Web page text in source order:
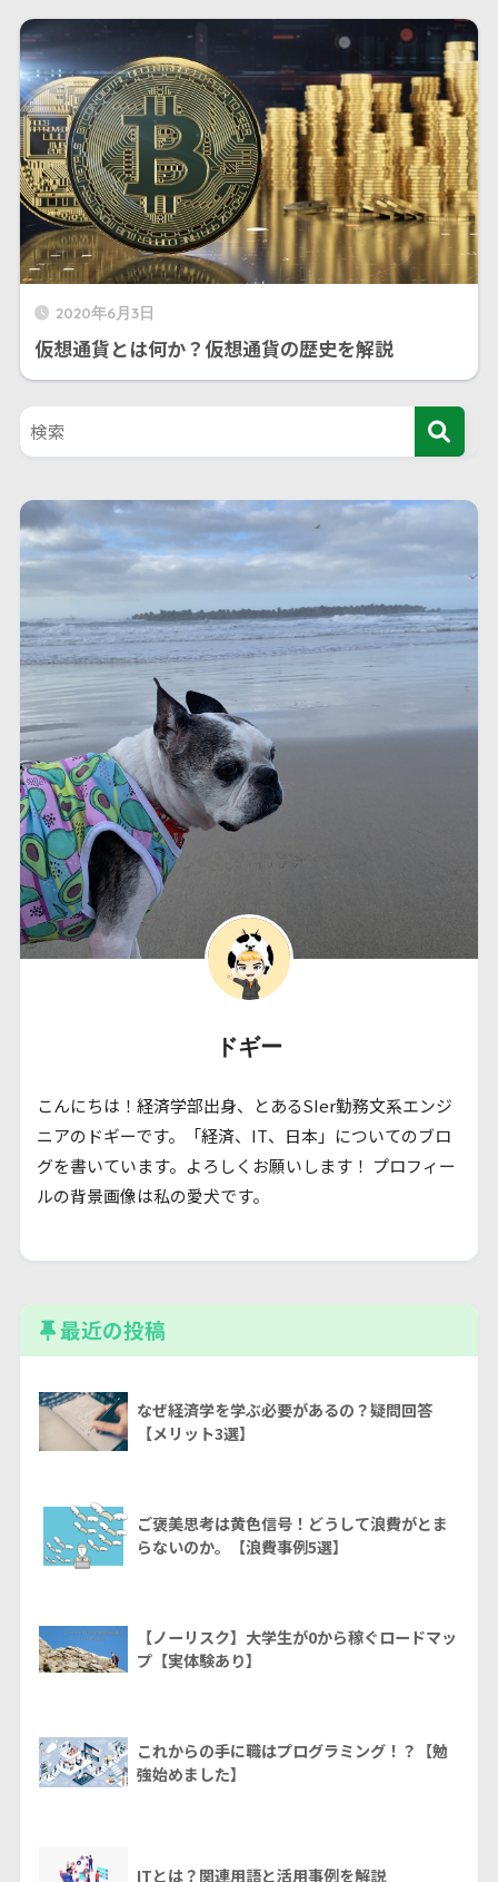
2020年6月3日
仮想通貨とは何か？仮想通貨の歴史を解説
ドギー
こんにちは！経済学部出身、とあるSIer勤務文系エンジ
ニアのドギーです。「経済、IT、日本」についてのブロ
グを書いています。よろしくお願いします！ プロフィー
ルの背景画像は私の愛犬です。
最近の投稿
なぜ経済学を学ぶ必要があるの？疑問回答
【メリット3選】
ご褒美思考は黄色信号！どうして浪費がとま
らないのか。【浪費事例5選】
【ノーリスク】大学生が0から稼ぐロードマッ
プ【実体験あり】
これからの手に職はプログラミング！？【勉
強始めました】
ITとは？関連用語と活用事例を解説